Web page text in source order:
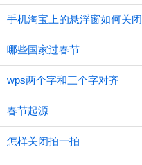
手机淘宝上的悬浮窗如何关闭
哪些国家过春节
wps两个字和三个字对齐
春节起源
怎样关闭拍一拍